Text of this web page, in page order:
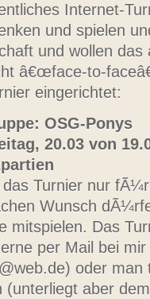
Internet-
und spielen
und wollen
â€œface-to-
eingerichtet:
OSG-Ponys
20.03 von
das Turnier nur
Wunsch
mitspielen. Das
per Mail bei
oder
(unterliegt aber